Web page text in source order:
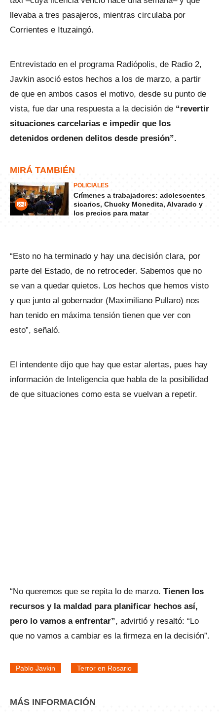
llevaba a tres pasajeros, mientras circulaba por
Corrientes e Ituzaingó.
Entrevistado en el programa Radiópolis, de Radio 2,
Javkin asoció estos hechos a los de marzo, a partir
de que en ambos casos el motivo, desde su punto de
vista, fue dar una respuesta a la decisión de “revertir
situaciones carcelarias e impedir que los
detenidos ordenen delitos desde presión”.
MIRÁ TAMBIÉN
POLICIALES
Crímenes a trabajadores: adolescentes
sicarios, Chucky Monedita, Alvarado y
los precios para matar
“Esto no ha terminado y hay una decisión clara, por
parte del Estado, de no retroceder. Sabemos que no
se van a quedar quietos. Los hechos que hemos visto
y que junto al gobernador (Maximiliano Pullaro) nos
han tenido en máxima tensión tienen que ver con
esto”, señaló.
El intendente dijo que hay que estar alertas, pues hay
información de Inteligencia que habla de la posibilidad
de que situaciones como esta se vuelvan a repetir.
“No queremos que se repita lo de marzo. Tienen los
recursos y la maldad para planificar hechos así,
pero lo vamos a enfrentar”, advirtió y resaltó: “Lo
que no vamos a cambiar es la firmeza en la decisión”.
Pablo Javkin Terror en Rosario
MÁS INFORMACIÓN